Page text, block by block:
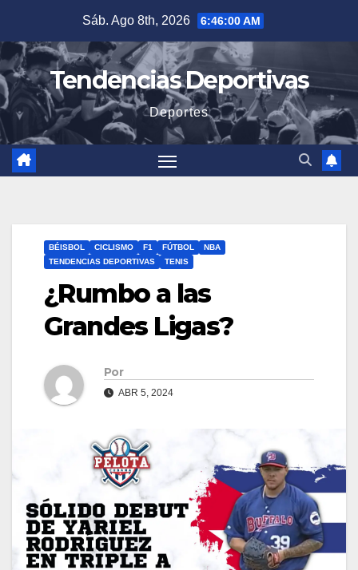
contenido
Sáb. Ago 8th, 2026 6:46:01 AM
Tendencias Deportivas
Deportes
BÉISBOL CICLISMO F1 FÚTBOL
NBA
TENDENCIAS DEPORTIVAS
TENIS
¿Rumbo a las
Grandes Ligas?
Por
ABR 5, 2024